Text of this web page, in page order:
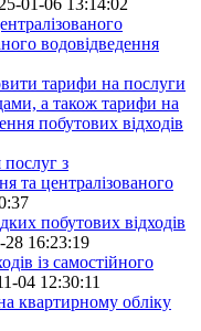
01-06 13:14:02
водовідведення
тарифи на послуги
а також тарифи на
побутових відходів
з
та централізованого
побутових відходів
28 16:23:19
із самостійного
04 12:30:11
квартирному обліку